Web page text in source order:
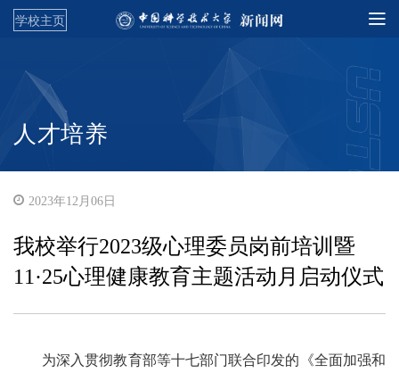
学校主页
人才培养
2023年12月06日
我校举行2023级心理委员岗前培训暨
11·25心理健康教育主题活动月启动仪式
为深入贯彻教育部等十七部门联合印发的《全面加强和